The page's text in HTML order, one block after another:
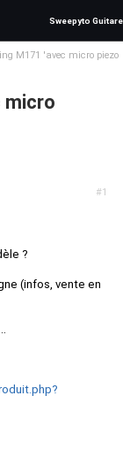
Sweepyto Guitare
M171 'avec micro piezo
micro
#1
?
(infos, vente en